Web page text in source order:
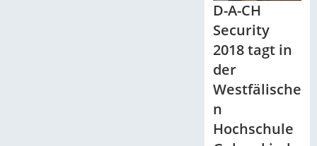
D-A-CH
Security
2018 tagt in
der
Westfälische
n
Hochschule